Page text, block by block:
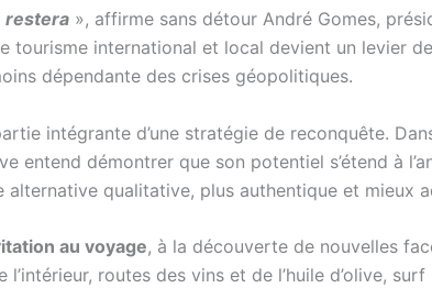
restera », affirme sans détour André Gomes,
tourisme international et local devient un levier
dépendante des crises géopolitiques.
intégrante d’une stratégie de reconquête.
entend démontrer que son potentiel s’étend à
qualitative, plus authentique et mieux
au voyage, à la découverte de nouvelles
routes des vins et de l’huile d’olive,